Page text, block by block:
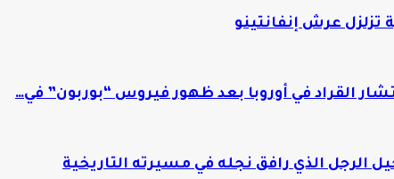
تزلزل عرش إنفانتينو
القراد في أوروبا بعد ظهور فيروس “بوربون” في…